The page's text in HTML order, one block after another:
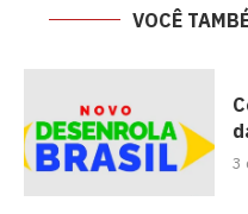
VOCÊ
3